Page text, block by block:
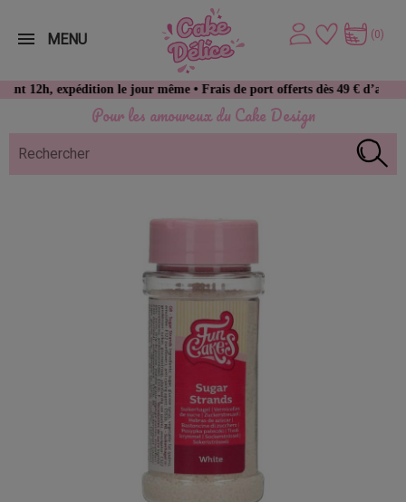
Pour les amoureux du Cake Design
expédition le jour même • Frais de port offerts dès 49 € d’achat
(0)
MENU